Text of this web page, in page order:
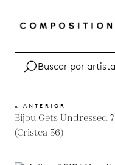
« ANTERIOR
Bijou Gets Undressed 7
(Cristea 56)